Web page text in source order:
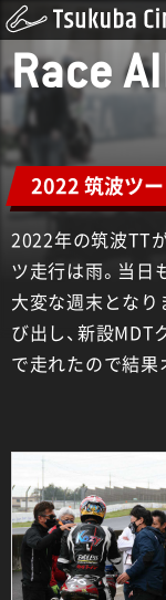
Race
2022 筑波ツ
2022年の筑波TT
ツ走行は雨。当日
大変な週末となり
び出し、新設
で走れたので結